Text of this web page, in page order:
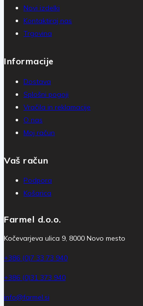
Novi izdelki
Kontaktiraj nas
Trgovina
Informacije
Dostava
Splošni pogoji
Vračila in reklamacije
O nas
Moj račun
Vaš račun
Podpora
Košarica
Farmel d.o.o.
Kočevarjeva ulica 9, 8000 Novo mesto
+386 (0)7 33 73 940
+386 (0)31 373 940
info@farmel.si